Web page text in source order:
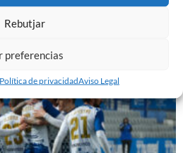
Rebutjar
preferencias
Política de privacidadAviso Legal